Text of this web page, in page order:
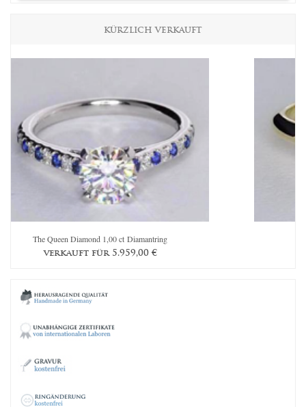
KÜRZLICH VERKAUFT
The Queen Diamond 1,00 ct Diamantring
verkauft für 5.959,00€